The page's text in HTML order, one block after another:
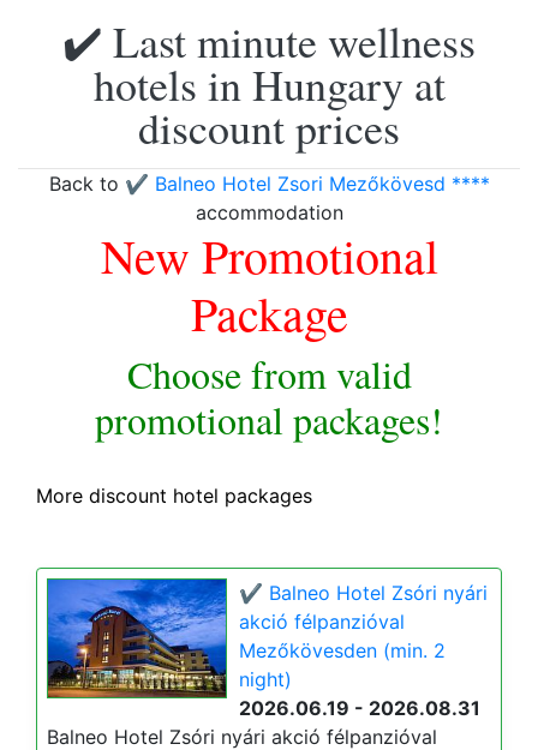
✔️ Last minute wellness
hotels in Hungary at
discount prices
Back to ✔️ Balneo Hotel Zsori Mezőkövesd ****
accommodation
New Promotional
Package
Choose from valid
promotional packages!
More discount hotel packages
✔️ Balneo Hotel Zsóri nyári
akció félpanzióval
Mezőkövesden (min. 2
night)
2026.06.19 - 2026.08.31
Balneo Hotel Zsóri nyári akció félpanzióval